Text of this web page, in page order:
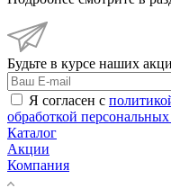
Будьте в курсе наших
Я согласен с
обработкой
Каталог
Акции
Компания